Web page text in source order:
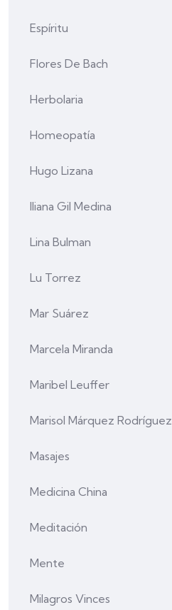
Espíritu
Flores De Bach
Herbolaria
Homeopatía
Hugo Lizana
Iliana Gil Medina
Lina Bulman
Lu Torrez
Mar Suárez
Marcela Miranda
Maribel Leuffer
Marisol Márquez Rodríguez
Masajes
Medicina China
Meditación
Mente
Milagros Vinces